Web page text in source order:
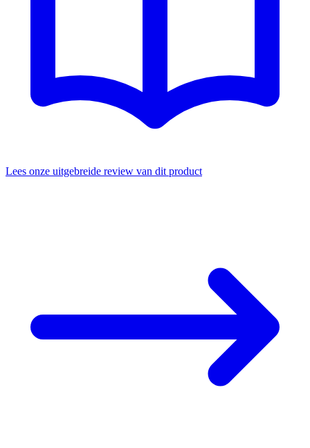
Lees onze uitgebreide review van dit product